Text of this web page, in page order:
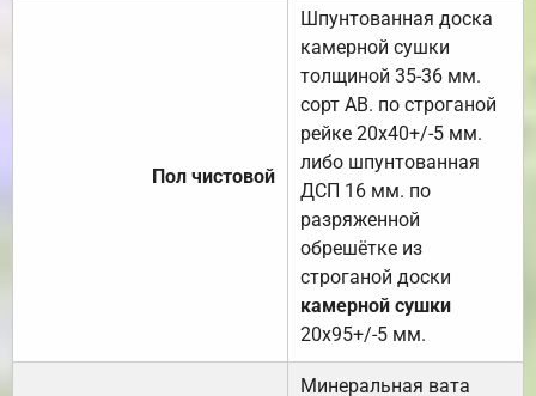
Пол чистовой
Шпунтованная доска
камерной сушки
толщиной 35-36 мм.
сорт АВ. по строганой
рейке 20х40+/-5 мм.
либо шпунтованная
ДСП 16 мм. по
разряженной
обрешётке из
строганой доски
камерной сушки
20х95+/-5 мм.
Минеральная вата